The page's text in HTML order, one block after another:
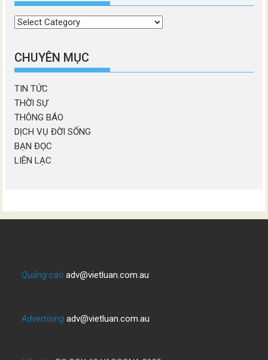
Chọn
mục
CHUYÊN MỤC
TIN TỨC
THỜI SỰ
THÔNG BÁO
DỊCH VỤ ĐỜI SỐNG
BẠN ĐỌC
LIÊN LẠC
Quảng cáo adv@vietluan.com.au
Advertising adv@vietluan.com.au